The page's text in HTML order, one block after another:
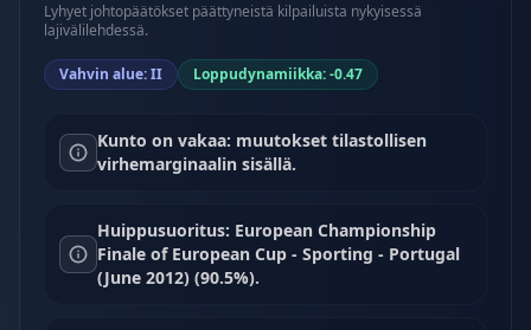
Lyhyet johtopäätökset päättyneistä kilpailuista nykyisessä
lajivälilehdessä.
Vahvin alue: II Loppudynamiikka: -0.47
Kunto on vakaa: muutokset tilastollisen
virhemarginaalin sisällä.
Huippusuoritus: European Championship
Finale of European Cup - Sporting - Portugal
(June 2012) (90.5%).